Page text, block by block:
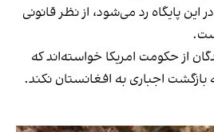
پایگاه رد می‌شود، از نظر قانونی
از حکومت امریکا خواسته‌اند که
بازگشت اجباری به افغانستان نکند.